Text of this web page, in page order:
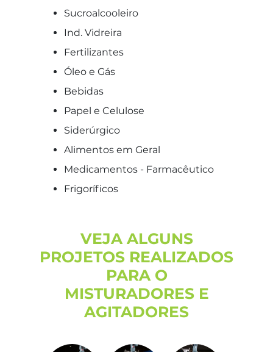
Sucroalcooleiro
Ind. Vidreira
Fertilizantes
Óleo e Gás
Bebidas
Papel e Celulose
Siderúrgico
Alimentos em Geral
Medicamentos - Farmacêutico
Frigoríficos
VEJA ALGUNS
PROJETOS REALIZADOS
PARA O
MISTURADORES E
AGITADORES